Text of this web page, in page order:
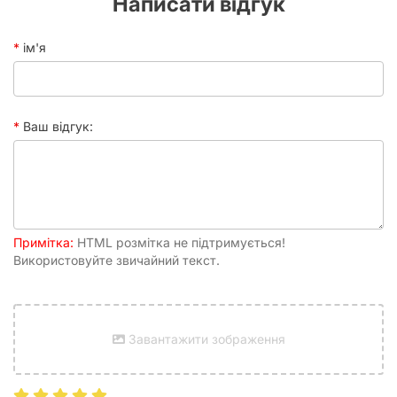
ім'я
Ваш відгук:
Примітка: HTML розмітка не підтримується!
Використовуйте звичайний текст.
Завантажити зображення